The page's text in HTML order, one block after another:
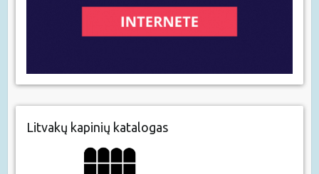
Litvakų kapinių katalogas